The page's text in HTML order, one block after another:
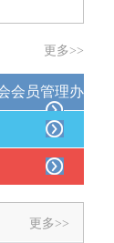
更多>>
会员管理办
更多>>